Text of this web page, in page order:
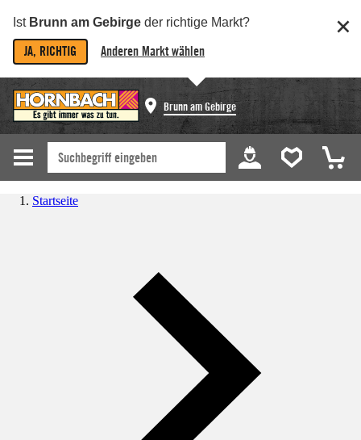
Ist Brunn am Gebirge der richtige Markt?
JA, RICHTIG Anderen Markt wählen
Brunn am Gebirge
Startseite